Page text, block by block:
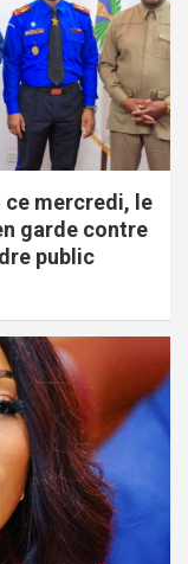
ce mercredi, le
garde contre
public